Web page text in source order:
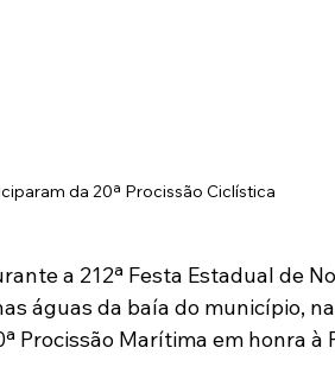
da 20ª Procissão Ciclística
a 212ª Festa Estadual de
águas da baía do município,
Procissão Marítima em honra à